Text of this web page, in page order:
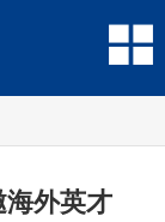
海外英才